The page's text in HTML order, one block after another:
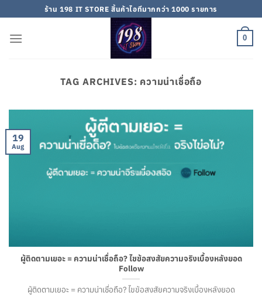
to
content
ร้าน 198 IT STORE สิ้นค้าไอทีมากกว่า 1000 รายการ
0
TAG ARCHIVES: ความน่าเชื่อถือ
ผู้ติดตามเยอะ = ความน่าเชื่อถือ? ไขข้อสงสัยความจริงเบื้องหลังยอด
Follow
ผู้ติดตามเยอะ = ความน่าเชื่อถือ? ไขข้อสงสัยความจริงเบื้องหลังยอด
19
Aug